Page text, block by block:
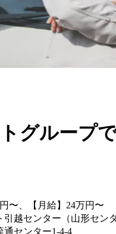
トグループ
円〜、【月給】24万円〜
越センター（山形センタ
通センター1-4-4